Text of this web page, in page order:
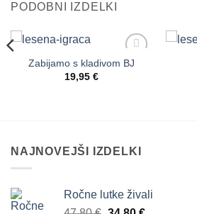
PODOBNI IZDELKI
Dodaj
Zabijamo s kladivom BJ
19,95 €
NAJNOVEJŠI IZDELKI
Ročne lutke živali